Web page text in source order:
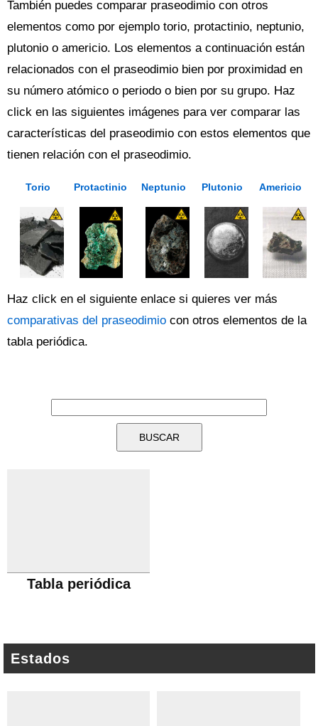
También puedes comparar praseodimio con otros
elementos como por ejemplo torio, protactinio, neptunio,
plutonio o americio. Los elementos a continuación están
relacionados con el praseodimio bien por proximidad en
su número atómico o periodo o bien por su grupo. Haz
click en las siguientes imágenes para ver comparar las
características del praseodimio con estos elementos que
tienen relación con el praseodimio.
Torio Protactinio Neptunio Plutonio Americio
Haz click en el siguiente enlace si quieres ver más
comparativas del praseodimio con otros elementos de la
tabla periódica.
Tabla periódica
Estados